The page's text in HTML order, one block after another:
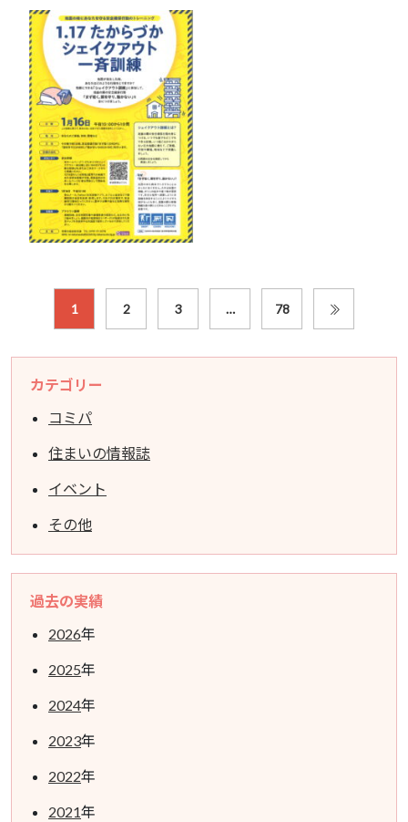
1 2 3 … 78
カテゴリー
コミパ
住まいの情報誌
イベント
その他
過去の実績
2026年
2025年
2024年
2023年
2022年
2021年